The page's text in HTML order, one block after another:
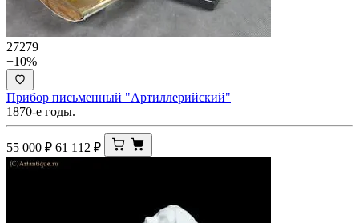
27279
−10%
Прибор письменный "Артиллерийский"
1870-е годы.
55 000 ₽ 61 112 ₽